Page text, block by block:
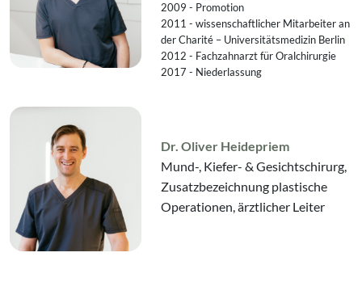
2009 - Promotion
2011 - wissenschaftlicher Mitarbeiter an
der Charité – Universitätsmedizin Berlin
2012 - Fachzahnarzt für Oralchirurgie
2017 - Niederlassung
Dr. Oliver Heidepriem
Mund-, Kiefer- & Gesichtschirurg,
Zusatzbezeichnung plastische
Operationen, ärztlicher Leiter